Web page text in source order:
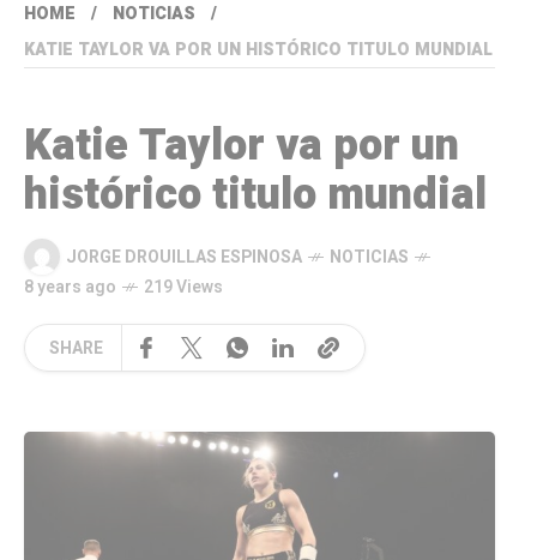
HOME
NOTICIAS
KATIE TAYLOR VA POR UN HISTÓRICO TITULO MUNDIAL
Katie Taylor va por un
histórico titulo mundial
JORGE DROUILLAS ESPINOSA
NOTICIAS
8 years ago
219 Views
SHARE